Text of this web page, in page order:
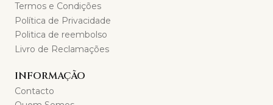
Termos e Condições
Política de Privacidade
Politica de reembolso
Livro de Reclamações
INFORMAÇÃO
Contacto